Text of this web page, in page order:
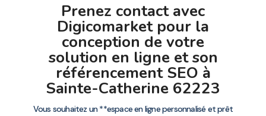
Prenez contact avec
Digicomarket pour la
conception de votre
solution en ligne et son
référencement SEO à
Sainte-Catherine 62223
Vous souhaitez un **espace en ligne personnalisé et prêt